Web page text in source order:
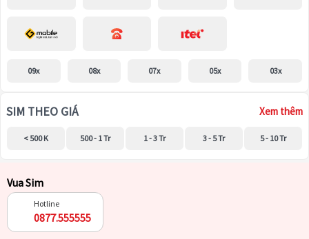
09x 08x 07x 05x 03x
SIM THEO GIÁ Xem thêm
< 500 K 500 - 1 Tr 1 - 3 Tr 3 - 5 Tr 5 - 10 Tr
Vua Sim
Hotline
0877.555555